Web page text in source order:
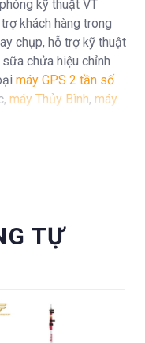
kỹ thuật VT
khách hàng trong
chụp, hỗ trợ kỹ thuật
chửa hiệu chỉnh
máy GPS 2 tần số
máy Thủy Bình, máy
TỰ